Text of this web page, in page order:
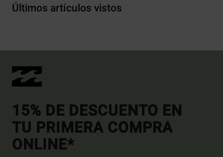
Últimos artículos vistos
15% DE DESCUENTO EN
TU PRIMERA COMPRA
ONLINE*